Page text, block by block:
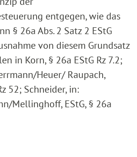
entgegen, wie das
§ 26a Abs. 2 Satz 2 EStG
von diesem Grundsatz
in Korn, § 26a EStG Rz 7.2;
Heuer/ Raupach,
52; Schneider, in:
Mellinghoff, EStG, § 26a